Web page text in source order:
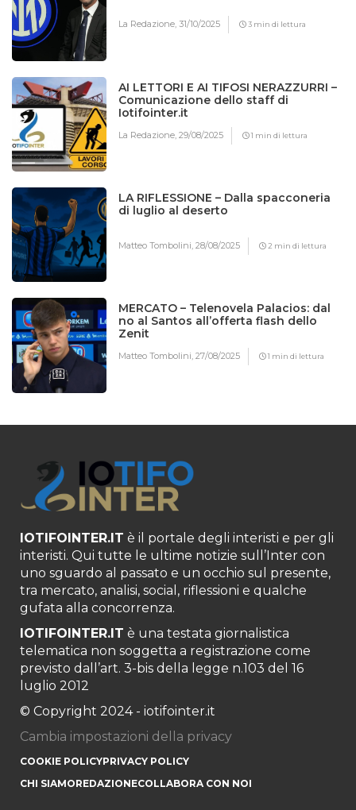
La Redazione,31/10/2025 3 min di lettura
AI LETTORI E AI TIFOSI NERAZZURRI –
Comunicazione dello staff di
Iotifointer.it
La Redazione,29/08/2025 1 min di lettura
LA RIFLESSIONE – Dalla spacconeria
di luglio al deserto
Matteo Tombolini,28/08/2025 2 min di lettura
MERCATO – Telenovela Palacios: dal
no al Santos all’offerta flash dello
Zenit
Matteo Tombolini,27/08/2025 1 min di lettura
IOTIFOINTER.IT è il portale degli interisti e per gli
interisti. Qui tutte le ultime notizie sull’Inter con
uno sguardo al passato e un occhio sul presente,
tra mercato, analisi, social, riflessioni e qualche
gufata alla concorrenza.
IOTIFOINTER.IT è una testata giornalistica
telematica non soggetta a registrazione come
previsto dall’art. 3-bis della legge n.103 del 16
luglio 2012
© Copyright 2024 - iotifointer.it
Cambia impostazioni della privacy
COOKIE POLICYPRIVACY POLICY
CHI SIAMOREDAZIONECOLLABORA CON NOI